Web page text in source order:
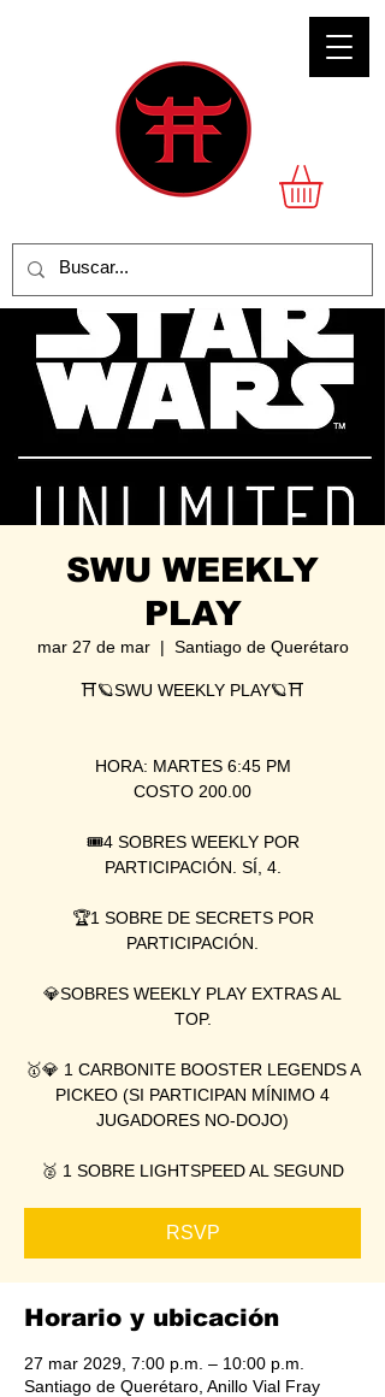
SWU WEEKLY
PLAY
mar 27 de mar
  |
Santiago de Querétaro
⛩🪐SWU WEEKLY PLAY🪐⛩
HORA: MARTES 6:45 PM
COSTO 200.00
🎟4 SOBRES WEEKLY POR
PARTICIPACIÓN. SÍ, 4.
🏆1 SOBRE DE SECRETS POR
PARTICIPACIÓN.
💎SOBRES WEEKLY PLAY EXTRAS AL
TOP.
🥇💎 1 CARBONITE BOOSTER LEGENDS A
PICKEO (SI PARTICIPAN MÍNIMO 4
JUGADORES NO-DOJO)
🥈 1 SOBRE LIGHTSPEED AL SEGUND
RSVP
Horario y ubicación
27 mar 2029, 7:00 p.m. – 10:00 p.m.
Santiago de Querétaro, Anillo Vial Fray